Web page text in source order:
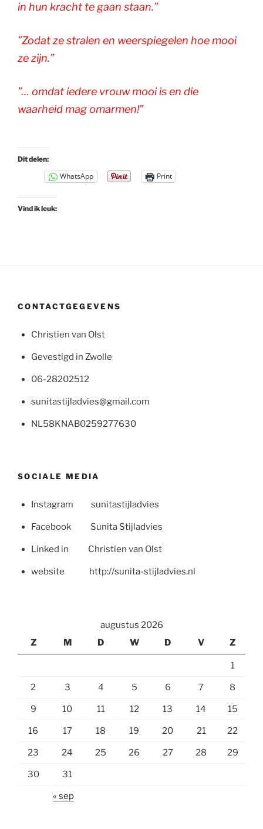
in hun kracht te gaan staan.”
”Zodat ze stralen en weerspiegelen hoe mooi
ze zijn.”
”… omdat iedere vrouw mooi is en die
waarheid mag omarmen!”
Dit delen:
WhatsApp Print
Vind ik leuk:
CONTACTGEGEVENS
Christien van Olst
Gevestigd in Zwolle
06-28202512
sunitastijladvies@gmail.com
NL58KNAB0259277630
SOCIALE MEDIA
Instagram sunitastijladvies
Facebook Sunita Stijladvies
Linked in Christien van Olst
website http://sunita-stijladvies.nl
augustus 2026
Z
M D W D V Z
1
2 3 4 5 6 7 8
9 10 11 12 13 14 15
16 17 18 19 20 21 22
23 24 25 26 27 28 29
30 31
« sep